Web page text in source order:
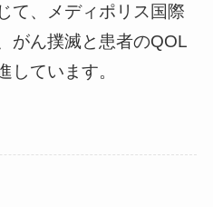
て、メディポリス国際
がん撲滅と患者のQOL
しています。